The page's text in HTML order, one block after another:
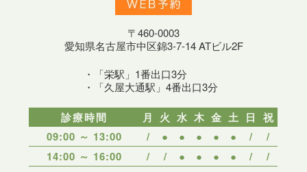
〒460-0003
愛知県名古屋市中区錦3-7-14 ATビル2F
・「栄駅」1番出口3分
・「久屋大通駅」4番出口3分
診療時間 月 火 水 木 金 土 日 祝
09:00 ～ 13:00
/ ● ● ● ● ● /
/
14:00 ～ 16:00
/ / ● ● ● ● / /